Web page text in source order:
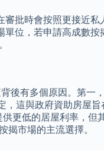
批時會按照更接近
位，若申請高成數按
後有多個原因。第一
這與政府資助房屋
更低的居屋利率，但
揭市場的主流選擇。